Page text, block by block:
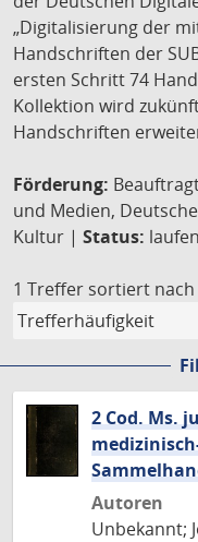
„Digitalisierung der
Handschriften der
ersten Schritt 74
Kollektion wird
Handschriften
Förderung:
und Medien,
Kultur | Status:
1 Treffer sortiert nach
2 Cod. Ms.
Autoren
Unbekannt;